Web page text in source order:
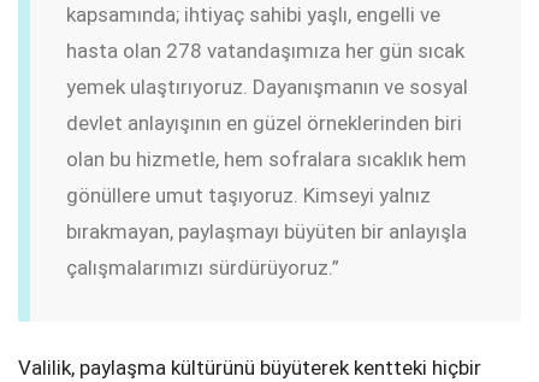
kapsamında; ihtiyaç sahibi yaşlı, engelli ve
hasta olan 278 vatandaşımıza her gün sıcak
yemek ulaştırıyoruz. Dayanışmanın ve sosyal
devlet anlayışının en güzel örneklerinden biri
olan bu hizmetle, hem sofralara sıcaklık hem
gönüllere umut taşıyoruz. Kimseyi yalnız
bırakmayan, paylaşmayı büyüten bir anlayışla
çalışmalarımızı sürdürüyoruz.”
Valilik, paylaşma kültürünü büyüterek kentteki hiçbir